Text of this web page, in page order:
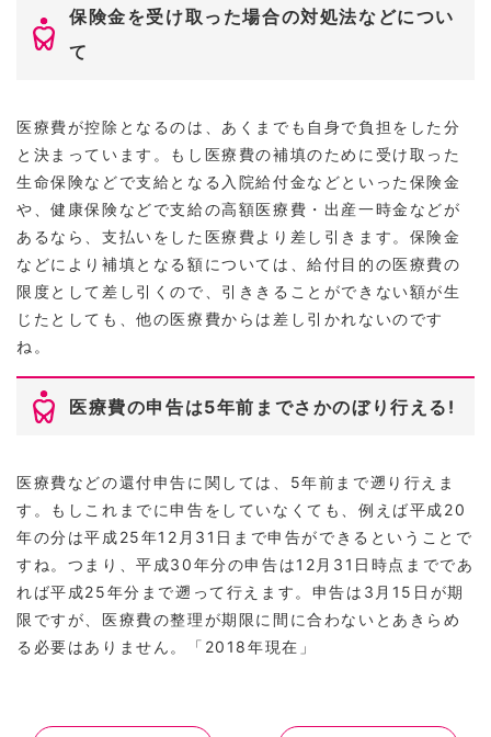
保険金を受け取った場合の対処法などについ
て
医療費が控除となるのは、あくまでも自身で負担をした分
と決まっています。もし医療費の補填のために受け取った
生命保険などで支給となる入院給付金などといった保険金
や、健康保険などで支給の高額医療費・出産一時金などが
あるなら、支払いをした医療費より差し引きます。保険金
などにより補填となる額については、給付目的の医療費の
限度として差し引くので、引ききることができない額が生
じたとしても、他の医療費からは差し引かれないのです
ね。
医療費の申告は5年前までさかのぼり行える!
医療費などの還付申告に関しては、5年前まで遡り行えま
す。もしこれまでに申告をしていなくても、例えば平成20
年の分は平成25年12月31日まで申告ができるということで
すね。つまり、平成30年分の申告は12月31日時点までであ
れば平成25年分まで遡って行えます。申告は3月15日が期
限ですが、医療費の整理が期限に間に合わないとあきらめ
る必要はありません。「2018年現在」